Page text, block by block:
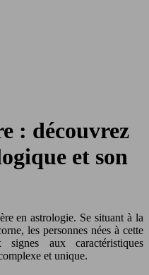
: découvrez
et son
en astrologie. Se situant à la
les personnes nées à cette
aux caractéristiques
et unique.